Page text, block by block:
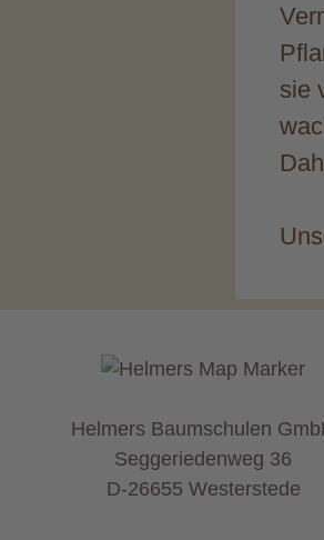
sie
Helmers Baumschulen
Seggeriedenweg 36
D-26655 Westerstede